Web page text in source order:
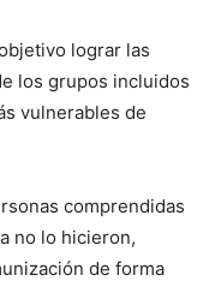
lograr las
los grupos incluidos
vulnerables de
comprendidas
no lo hicieron,
de forma